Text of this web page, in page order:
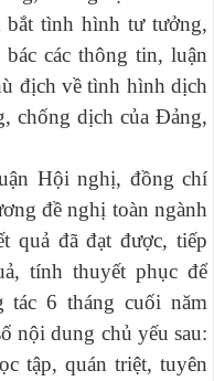
bắt tình hình tư tưởng,
các thông tin, luận
địch về tình hình dịch
chống dịch của Đảng,
Hội nghị, đồng chí
đề nghị toàn ngành
quả đã đạt được, tiếp
tính thuyết phục để
tác 6 tháng cuối năm
nội dung chủ yếu sau:
tập, quán triệt, tuyên